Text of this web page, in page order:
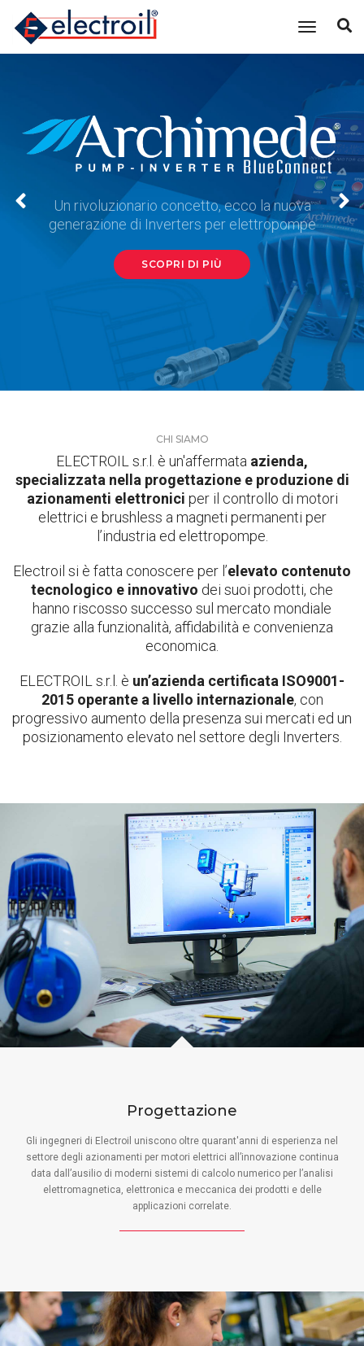
Cambia
Un rivoluzionario concetto, ecco la nuova
generazione di Inverters per elettropompe
SCOPRI DI PIÙ
CHI SIAMO
ELECTROIL s.r.l. è un'affermata azienda,
specializzata nella progettazione e produzione di
azionamenti elettronici per il controllo di motori
elettrici e brushless a magneti permanenti per
l’industria ed elettropompe.
Electroil si è fatta conoscere per l’elevato contenuto
tecnologico e innovativo dei suoi prodotti, che
hanno riscosso successo sul mercato mondiale
grazie alla funzionalità, affidabilità e convenienza
economica.
ELECTROIL s.r.l. è un’azienda certificata ISO9001-
2015 operante a livello internazionale, con
progressivo aumento della presenza sui mercati ed un
posizionamento elevato nel settore degli Inverters.
Progettazione
Gli ingegneri di Electroil uniscono oltre quarant'anni di esperienza nel
settore degli azionamenti per motori elettrici all’innovazione continua
data dall’ausilio di moderni sistemi di calcolo numerico per l’analisi
elettromagnetica, elettronica e meccanica dei prodotti e delle
applicazioni correlate.